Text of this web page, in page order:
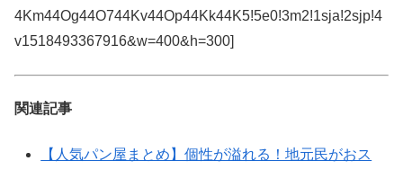
4Km44Og44O744Kv44Op44Kk44K5!5e0!3m2!1sja!2sjp!4
v1518493367916&w=400&h=300]
関連記事
【人気パン屋まとめ】個性が溢れる！地元民がおス